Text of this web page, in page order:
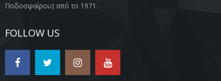
Ποδοσφαίρου) από το 1971.
FOLLOW US